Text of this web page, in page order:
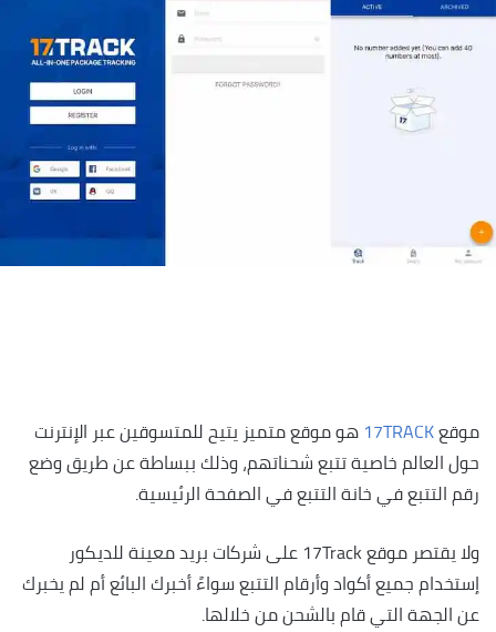
موقع17TRACK هو موقع متميز يتيح للمتسوقين عبر الإنترنت
حول العالم خاصية تتبع شحناتهم، وذلك ببساطة عن طريق وضع
رقم التتبع في خانة التتبع في الصفحة الرئيسية.
ولا يقتصر موقع 17Track على شركات بريد معينة للديكور
إستخدام جميع أكواد وأرقام التتبع سواءً أخبرك البائع أم لم يخبرك
عن الجهة التي قام بالشحن من خلالها.